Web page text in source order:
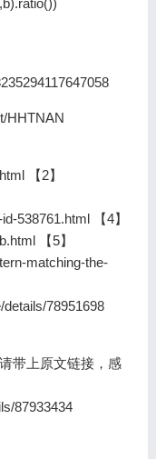
HHTNAN
【2】
538761.html 【4】
【5】
matching-the-
78951698
带上原文链接，感
87933434